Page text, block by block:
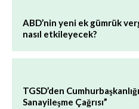
ABD’nin yeni ek gümrük
nasıl etkileyecek?
TGSD’den
Sanayileşme Çağrısı”